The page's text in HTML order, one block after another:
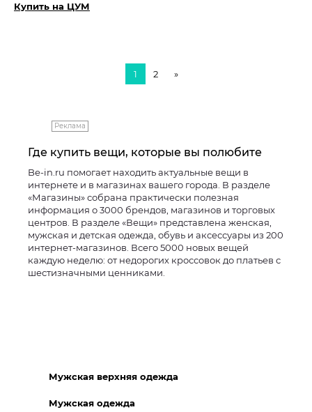
Купить на ЦУМ
1 2 »
Реклама
Где купить вещи, которые вы полюбите
Be-in.ru помогает находить актуальные вещи в
интернете и в магазинах вашего города. В разделе
«Магазины» собрана практически полезная
информация о 3000 брендов, магазинов и торговых
центров. В разделе «Вещи» представлена женская,
мужская и детская одежда, обувь и аксессуары из 200
интернет-магазинов. Всего 5000 новых вещей
каждую неделю: от недорогих кроссовок до платьев с
шестизначными ценниками.
Мужская верхняя одежда
Мужская одежда